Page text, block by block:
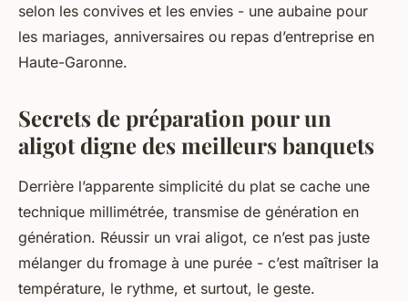
selon les convives et les envies - une aubaine pour
les mariages, anniversaires ou repas d’entreprise en
Haute-Garonne.
Secrets de préparation pour un
aligot digne des meilleurs banquets
Derrière l’apparente simplicité du plat se cache une
technique millimétrée, transmise de génération en
génération. Réussir un vrai aligot, ce n’est pas juste
mélanger du fromage à une purée - c’est maîtriser la
température, le rythme, et surtout, le geste.